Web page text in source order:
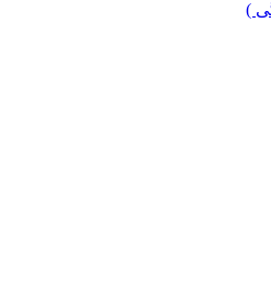
)